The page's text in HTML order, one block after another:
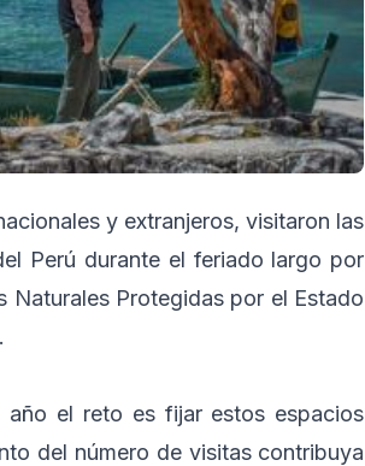
y extranjeros, visitaron las
Perú durante el feriado largo por
Naturales Protegidas por el Estado
el reto es fijar estos espacios
del número de visitas contribuya